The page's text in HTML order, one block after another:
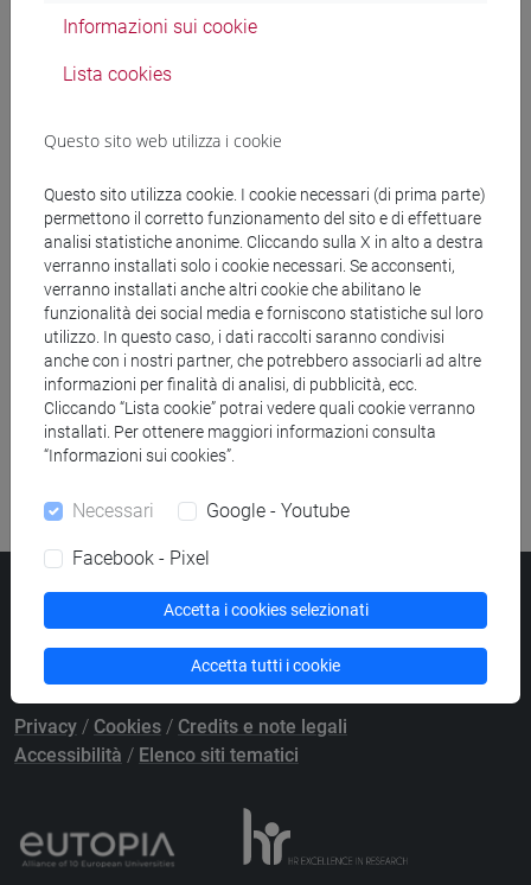
Ricerca persone
Ricerca aule
Ricerca sedi
Ricerca strutture
Ricerca pubblicazioni
Ricerca risorse bibliografiche
Università Ca’ Foscari
Dorsoduro 3246, 30123 Venezia
PECprotocollo@pec.unive.it
P.IVA 00816350276 - C.F. 80007720271
Privacy / Cookies / Credits e note legali
Accessibilità / Elenco siti tematici
Informazioni sui cookie
Lista cookies
Questo sito web utilizza i cookie
Questo sito utilizza cookie. I cookie necessari (di prima parte)
permettono il corretto funzionamento del sito e di effettuare
analisi statistiche anonime. Cliccando sulla X in alto a destra
verranno installati solo i cookie necessari. Se acconsenti,
verranno installati anche altri cookie che abilitano le
funzionalità dei social media e forniscono statistiche sul loro
utilizzo. In questo caso, i dati raccolti saranno condivisi
anche con i nostri partner, che potrebbero associarli ad altre
informazioni per finalità di analisi, di pubblicità, ecc.
Cliccando “Lista cookie” potrai vedere quali cookie verranno
installati. Per ottenere maggiori informazioni consulta
“Informazioni sui cookies”.
Necessari Google - Youtube
Facebook - Pixel
Accetta i cookies selezionati
Accetta tutti i cookie